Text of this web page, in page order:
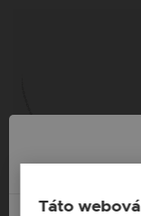
Táto